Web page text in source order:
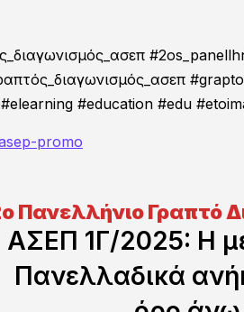
#education #edu
Πανελλήνιο Γραπτό
της Εθνικής
ΑΣΕΠ 1Γ/2025: Η
Πανελλαδικά